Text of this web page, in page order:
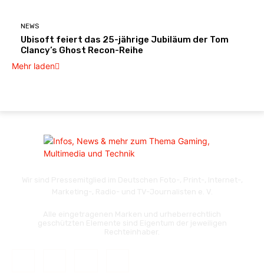
NEWS
Ubisoft feiert das 25-jährige Jubiläum der Tom
Clancy’s Ghost Recon-Reihe
Mehr laden